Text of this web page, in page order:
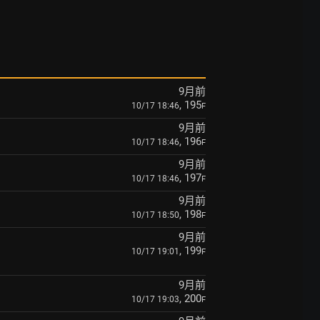
9月前
10/17 18:46, 195F
9月前
10/17 18:46, 196F
9月前
10/17 18:46, 197F
9月前
10/17 18:50, 198F
9月前
10/17 19:01 , 199F
9月前
10/17 19:03, 200F